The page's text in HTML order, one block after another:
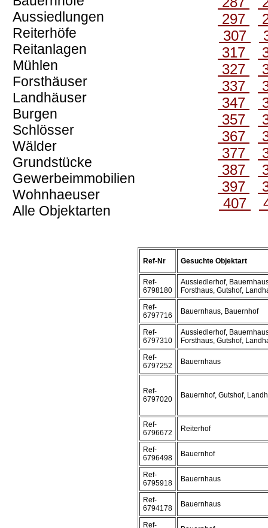
Aussiedlungen
Reiterhöfe
Reitanlagen
Mühlen
Forsthäuser
Landhäuser
Burgen
Schlösser
Wälder
Grundstücke
Gewerbeimmobilien
Wohnhaeuser
Alle Objektarten
297
307
317
327
337
347
357
367
377
387
397
407
Ref-Nr Gesuchte Objektart
Ref-
6798180
Aussiedlerhof,
Forsthaus, Gutshof,
Ref-
6797716
Bauernhaus, Bauernhof
Ref-
6797310
Aussiedlerhof,
Forsthaus, Gutshof,
Ref-
6797252
Bauernhaus
Ref-
6797020
Bauernhof, Gutshof,
Ref-
6796672
Reiterhof
Ref-
6796498
Bauernhof
Ref-
6795918
Bauernhaus
Ref-
6794178
Bauernhaus
Ref-